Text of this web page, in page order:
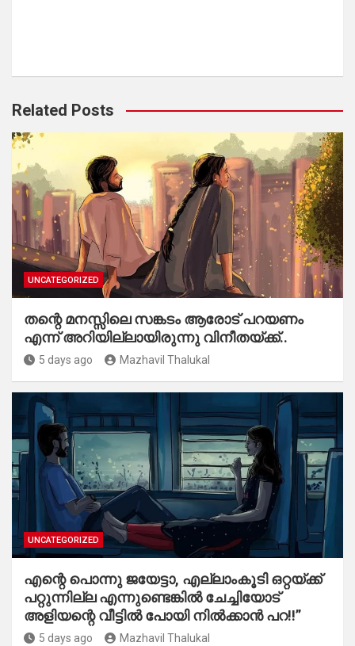
Related Posts
UNCATEGORIZED
തന്റെ മനസ്സിലെ സങ്കടം ആരോട് പറയണം
എന്ന് അറിയില്ലായിരുന്നു വിനീതയ്ക്ക്..
5 days ago Mazhavil Thalukal
UNCATEGORIZED
എന്റെ പൊന്നു ജയേട്ടാ, എല്ലാംകൂടി ഒറ്റയ്ക്ക്
പറ്റുന്നില്ല എന്നുണ്ടെങ്കിൽ ചേച്ചിയോട്
അളിയന്റെ വീട്ടിൽ പോയി നിൽക്കാൻ പറ!!”
5 days ago Mazhavil Thalukal